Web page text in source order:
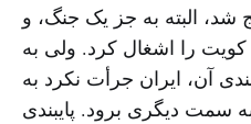
شد، البته به جز یک جنگ، و
را اشغال کرد. ولی به
آن، ایران جرأت نکرد به
سمت دیگری برود. پایبندی